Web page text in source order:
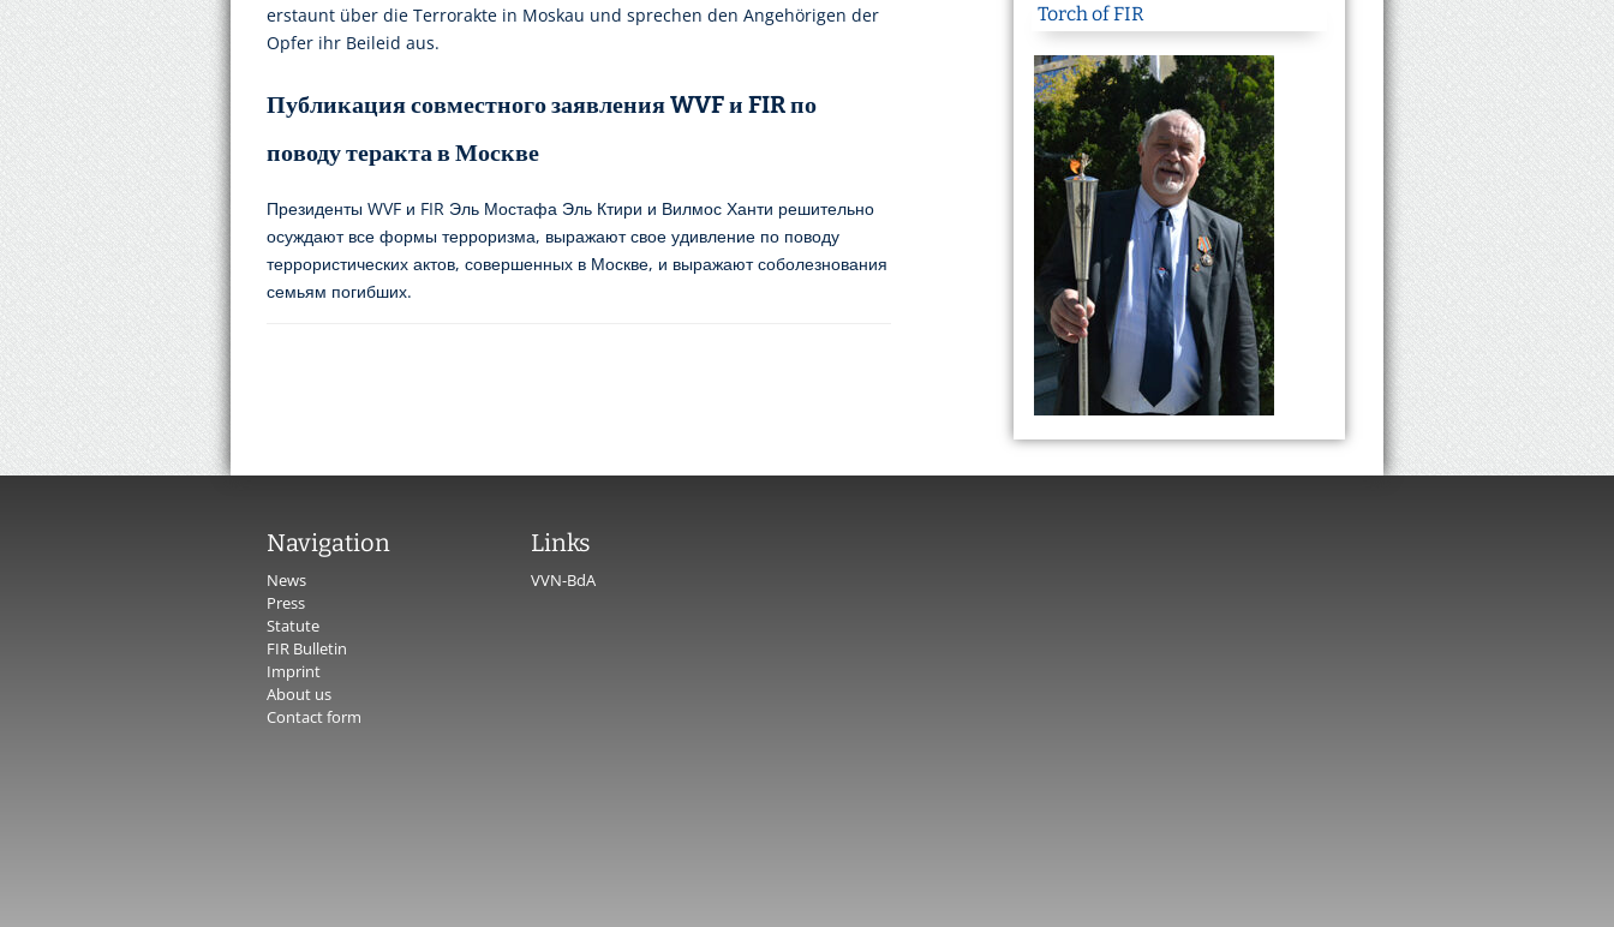
erstaunt über die Terrorakte in Moskau und sprechen den Angehörigen der
Opfer ihr Beileid aus.
Публикация совместного заявления WVF и FIR по
поводу теракта в Москве
Президенты WVF и FIR Эль Мостафа Эль Ктири и Вилмос Ханти решительно
осуждают все формы терроризма, выражают свое удивление по поводу
террористических актов, совершенных в Москве, и выражают соболезнования
семьям погибших.
Torch of FIR
Navigation
News
Press
Statute
FIR Bulletin
Imprint
About us
Contact form
Links
VVN-BdA